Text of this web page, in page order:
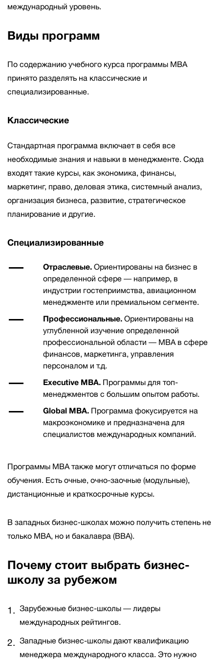
международный уровень.
Виды программ
По содержанию учебного курса программы МВА
принято разделять на классические и
специализированные.
Классические
Стандартная программа включает в себя все
необходимые знания и навыки в менеджменте. Сюда
входят такие курсы, как экономика, финансы,
маркетинг, право, деловая этика, системный анализ,
организация бизнеса, развитие, стратегическое
планирование и другие.
Специализированные
Отраслевые.Ориентированы на бизнес в
определенной сфере ― например, в
индустрии гостеприимства, авиационном
менеджменте или премиальном сегменте.
Профессиональные.Ориентированы на
углубленной изучение определенной
профессиональной области ― МВА в сфере
финансов, маркетинга, управления
персоналом и т.д.
Executive MBA. Программы для топ-
менеджментов с большим опытом работы.
Global MBA. Программа фокусируется на
макроэкономике и предназначена для
специалистов международных компаний.
Программы MBA также могут отличаться по форме
обучения. Есть очные, очно-заочные (модульные),
дистанционные и краткосрочные курсы.
В западных бизнес-школах можно получить степень не
только МВА, но и бакалавра (BBA).
Почему стоит выбрать бизнес-
школу за рубежом
Зарубежные бизнес-школы ― лидеры
международных рейтингов.
Западные бизнес-школы дают квалификацию
менеджера международного класса. Это нужно